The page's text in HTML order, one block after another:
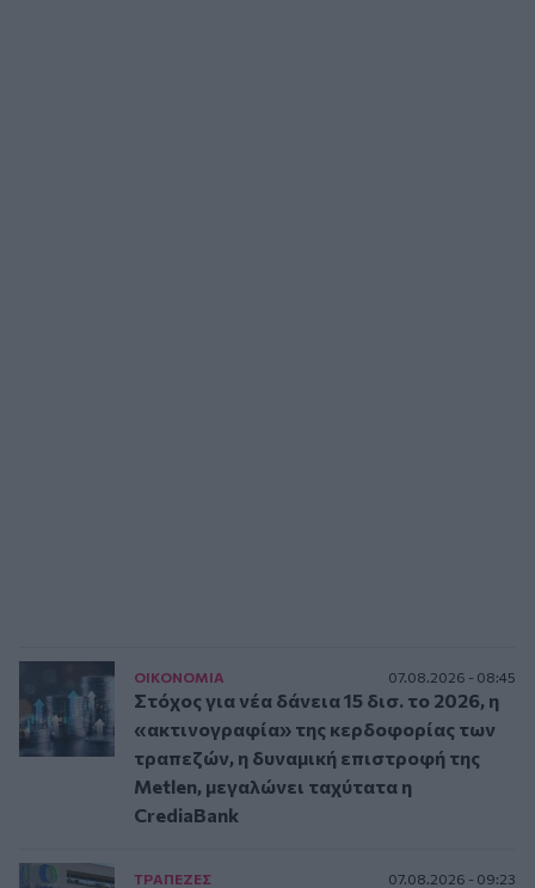
ΟΙΚΟΝΟΜΙΑ 07.08.2026 - 08:45
Στόχος για νέα δάνεια 15 δισ. το 2026, η
«ακτινογραφία» της κερδοφορίας των
τραπεζών, η δυναμική επιστροφή της
Metlen, μεγαλώνει ταχύτατα η
CrediaBank
ΤΡAΠΕΖΕΣ 07.08.2026 - 09:23